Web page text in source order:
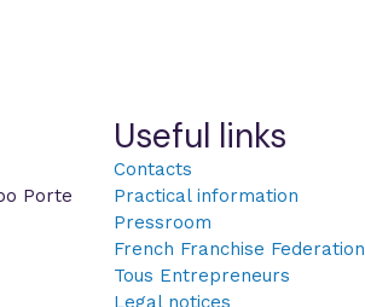
Porte
Useful links
Contacts
Practical information
Pressroom
French Franchise Federation
Tous Entrepreneurs
Legal notices